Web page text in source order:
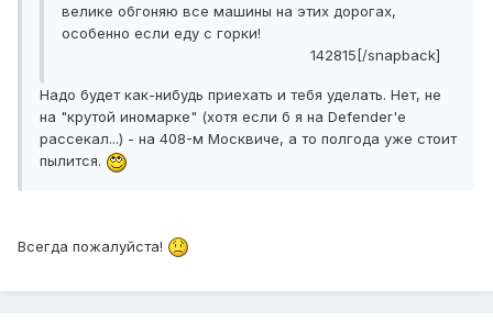
велике обгоняю все машины на этих дорогах,
особенно если еду с горки!
142815[/snapback]
Надо будет как-нибудь приехать и тебя уделать. Нет, не
на "крутой иномарке" (хотя если б я на Defender'е
рассекал...) - на 408-м Москвиче, а то полгода уже стоит
пылится.
Всегда пожалуйста!